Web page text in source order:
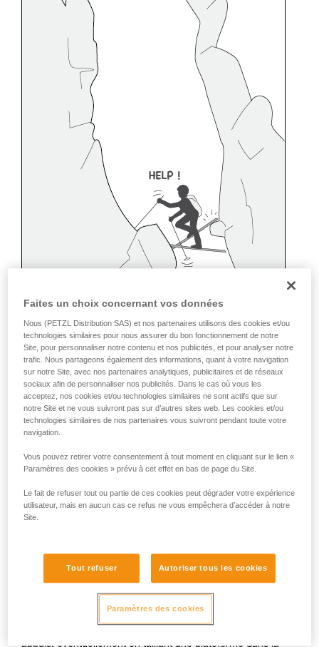
Assurage sur ancrage réalisé dans la
neige
Si aucun ancrage naturel n'est disponible (becquet, arbre...),
réalisez un corps-mort sur votre piolet. Une fois longé vous
pouvez lancer la corde avec un mousqueton pour que le
premier se connecte facilement.
N'assurez pas directement sur un ancrage dont la
résistance est incertaine.
L'assureur est longé sur l'ancrage et reste bien en tension
appuis, éventuellement en taillant une plateforme dans la
Faites un choix concernant vos données
Nous (PETZL Distribution SAS) et nos partenaires utilisons des cookies et/ou
technologies similaires pour nous assurer du bon fonctionnement de notre
Site, pour personnaliser notre contenu et nos publicités, et pour analyser notre
trafic. Nous partageons également des informations, quant à votre navigation
sur notre Site, avec nos partenaires analytiques, publicitaires et de réseaux
sociaux afin de personnaliser nos publicités. Dans le cas où vous les
acceptez, nos cookies et/ou technologies similaires ne sont actifs que sur
notre Site et ne vous suivront pas sur d’autres sites web. Les cookies et/ou
technologies similaires de nos partenaires vous suivront pendant toute votre
navigation.
Vous pouvez retirer votre consentement à tout moment en cliquant sur le lien «
Paramètres des cookies » prévu à cet effet en bas de page du Site.
Le fait de refuser tout ou partie de ces cookies peut dégrader votre expérience
utilisateur, mais en aucun cas ce refus ne vous empêchera d’accéder à notre
Site.
Tout refuser Autoriser tous les cookies
Paramètres des cookies